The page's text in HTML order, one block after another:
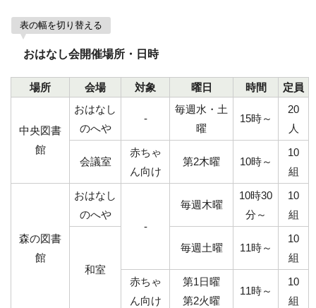
表の幅を切り替える
おはなし会開催場所・日時
場所 会場 対象 曜日 時間 定員
中央図書
館
おはなし
のへや
-
毎週水・土
曜
15時～
20
人
会議室
赤ちゃ
ん向け
第2木曜 10時～
10
組
森の図書
館
おはなし
のへや
-
毎週木曜
10時30
分～
10
組
和室
毎週土曜 11時～
10
組
赤ちゃ
ん向け
第1日曜
第2火曜
11時～
10
組